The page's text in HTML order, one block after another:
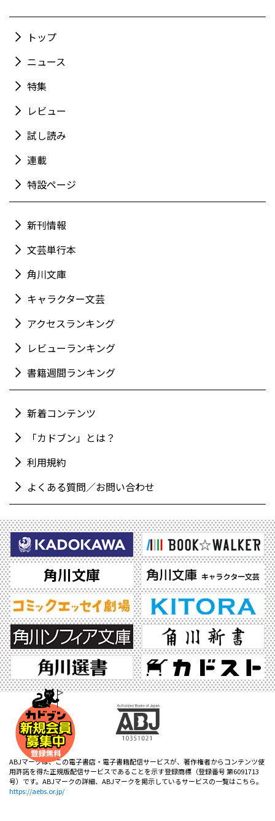
トップ
ニュース
特集
レビュー
試し読み
連載
特設ページ
新刊情報
文芸単行本
角川文庫
キャラクター文芸
アクセスランキング
レビューランキング
書籍週間ランキング
新着コンテンツ
「カドブン」とは？
利用規約
よくある質問／お問い合わせ
ABJマークは、この電子書店・電子書籍配信サービスが、著作権者からコンテンツ使
用許諾を得た正規版配信サービスであることを示す登録商標（登録番号 第6091713
号）です。ABJマークの詳細、ABJマークを掲示しているサービスの一覧はこちら。
https://aebs.or.jp/